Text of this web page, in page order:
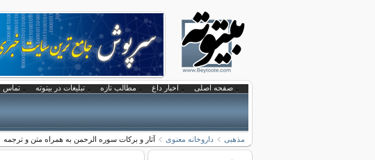
صفحه اصلی اخبار داغ مطالب تازه تبلیغات در بیتوته تماس
مذهبی داروخانه معنوی آثار و برکات سوره الرحمن به همراه متن و ترجمه